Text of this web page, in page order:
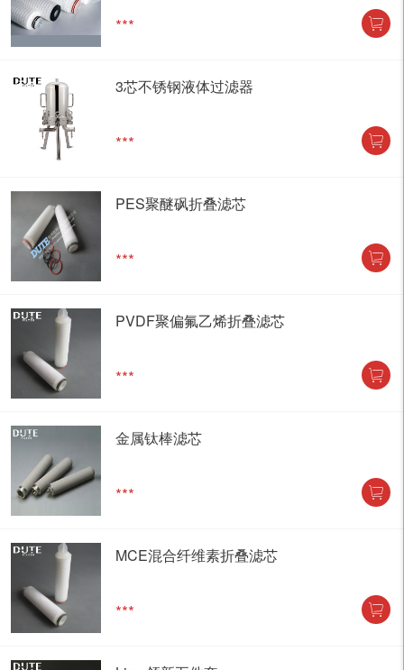
***
3芯不锈钢液体过滤器
***
PES聚醚砜折叠滤芯
***
PVDF聚偏氟乙烯折叠滤芯
***
金属钛棒滤芯
***
MCE混合纤维素折叠滤芯
***